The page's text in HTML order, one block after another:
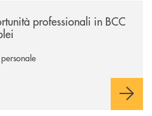
professionali in BCC